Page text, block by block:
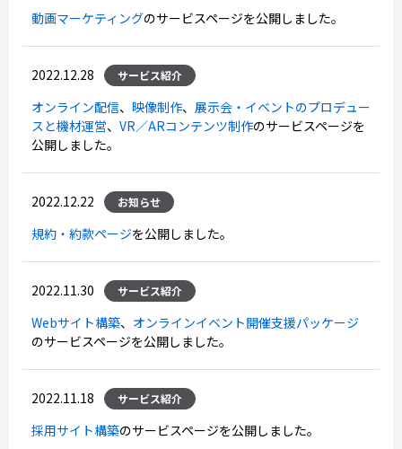
動画マーケティングのサービスページを公開しました。
2022.12.28 サービス紹介
オンライン配信、 映像制作、 展示会・イベントのプロデュー
スと機材運営、 VR／ARコンテンツ制作のサービスページを
公開しました。
2022.12.22 お知らせ
規約・約款ページを公開しました。
2022.11.30 サービス紹介
Webサイト構築、 オンラインイベント開催支援パッケージ
のサービスページを公開しました。
2022.11.18 サービス紹介
採用サイト構築のサービスページを公開しました。